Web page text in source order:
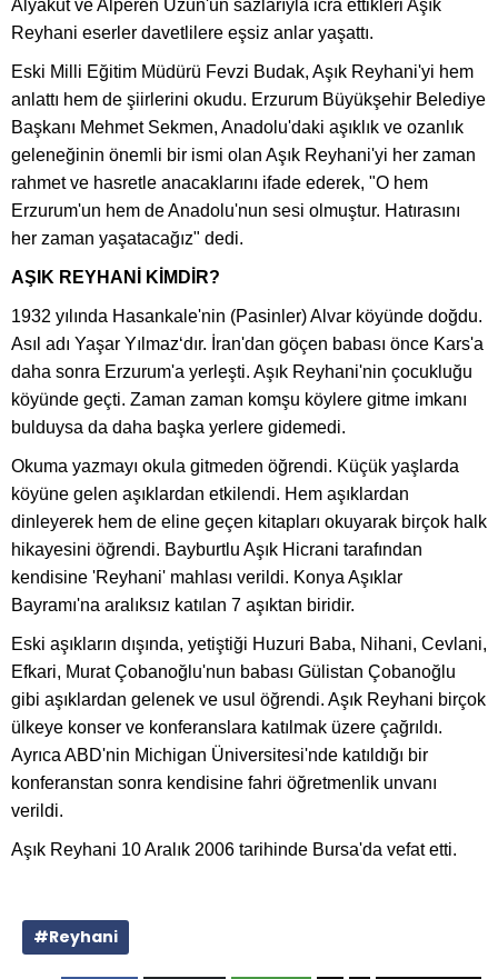
Alyakut ve Alperen Uzun'un sazlarıyla icra ettikleri Aşık
Reyhani eserler davetlilere eşsiz anlar yaşattı.
Eski Milli Eğitim Müdürü Fevzi Budak, Aşık Reyhani'yi hem
anlattı hem de şiirlerini okudu. Erzurum Büyükşehir Belediye
Başkanı Mehmet Sekmen, Anadolu'daki aşıklık ve ozanlık
geleneğinin önemli bir ismi olan Aşık Reyhani'yi her zaman
rahmet ve hasretle anacaklarını ifade ederek, "O hem
Erzurum'un hem de Anadolu'nun sesi olmuştur. Hatırasını
her zaman yaşatacağız" dedi.
AŞIK REYHANİ KİMDİR?
1932 yılında Hasankale'nin (Pasinler) Alvar köyünde doğdu.
Asıl adı Yaşar Yılmaz‘dır. İran'dan göçen babası önce Kars'a
daha sonra Erzurum'a yerleşti. Aşık Reyhani'nin çocukluğu
köyünde geçti. Zaman zaman komşu köylere gitme imkanı
bulduysa da daha başka yerlere gidemedi.
Okuma yazmayı okula gitmeden öğrendi. Küçük yaşlarda
köyüne gelen aşıklardan etkilendi. Hem aşıklardan
dinleyerek hem de eline geçen kitapları okuyarak birçok halk
hikayesini öğrendi. Bayburtlu Aşık Hicrani tarafından
kendisine 'Reyhani' mahlası verildi. Konya Aşıklar
Bayramı'na aralıksız katılan 7 aşıktan biridir.
Eski aşıkların dışında, yetiştiği Huzuri Baba, Nihani, Cevlani,
Efkari, Murat Çobanoğlu'nun babası Gülistan Çobanoğlu
gibi aşıklardan gelenek ve usul öğrendi. Aşık Reyhani birçok
ülkeye konser ve konferanslara katılmak üzere çağrıldı.
Ayrıca ABD'nin Michigan Üniversitesi'nde katıldığı bir
konferanstan sonra kendisine fahri öğretmenlik unvanı
verildi.
Aşık Reyhani 10 Aralık 2006 tarihinde Bursa'da vefat etti.
#Reyhani